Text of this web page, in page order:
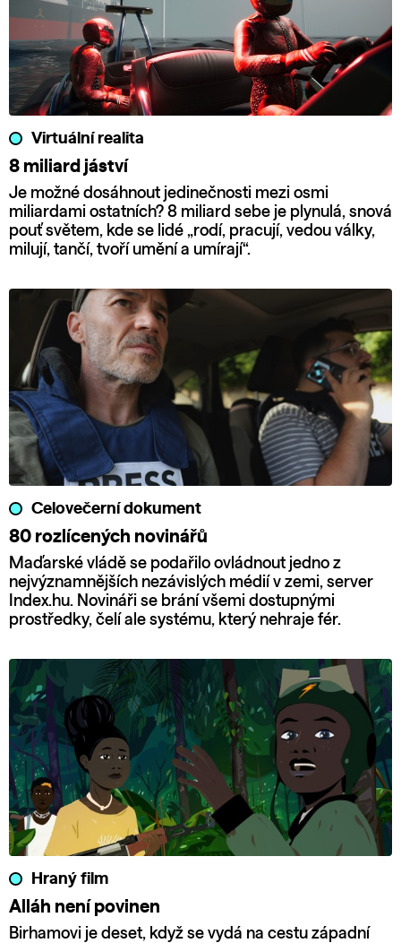
Virtuální realita
8 miliard jáství
Je možné dosáhnout jedinečnosti mezi osmi
miliardami ostatních? 8 miliard sebe je plynulá, snová
pouť světem, kde se lidé „rodí, pracují, vedou války,
milují, tančí, tvoří umění a umírají“.
Celovečerní dokument
80 rozlícených novinářů
Maďarské vládě se podařilo ovládnout jedno z
nejvýznamnějších nezávislých médií v zemi, server
Index.hu. Novináři se brání všemi dostupnými
prostředky, čelí ale systému, který nehraje fér.
Hraný film
Alláh není povinen
Birhamovi je deset, když se vydá na cestu západní